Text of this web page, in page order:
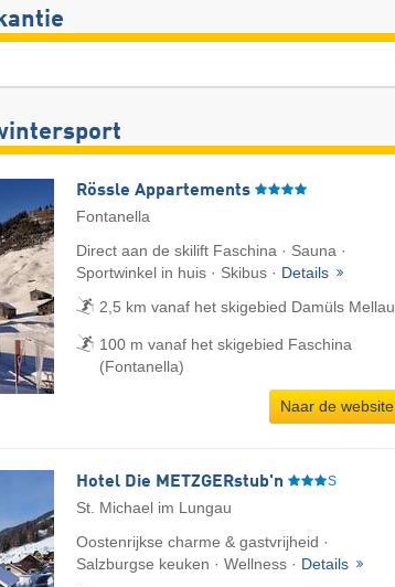
Rössle Appartements
Fontanella
Direct aan de skilift Faschina · Sauna ·
Sportwinkel in huis · Skibus · Details
2,5 km vanaf het skigebied Damüls Mellau
100 m vanaf het skigebied Faschina
(Fontanella)
Naar de website
Hotel Die METZGERstub'n S
St. Michael im Lungau
Oostenrijkse charme & gastvrijheid ·
Salzburgse keuken · Wellness · Details